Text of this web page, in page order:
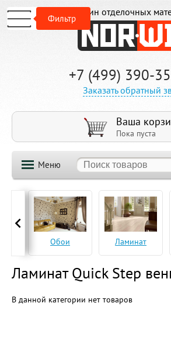
Магазин отделочных
+7 (499) 390-
Заказать обратный
Ваша
Пока пуста
Меню
Обои Ламинат
Фильтр
Ламинат Quick Step
В данной категории нет товаров